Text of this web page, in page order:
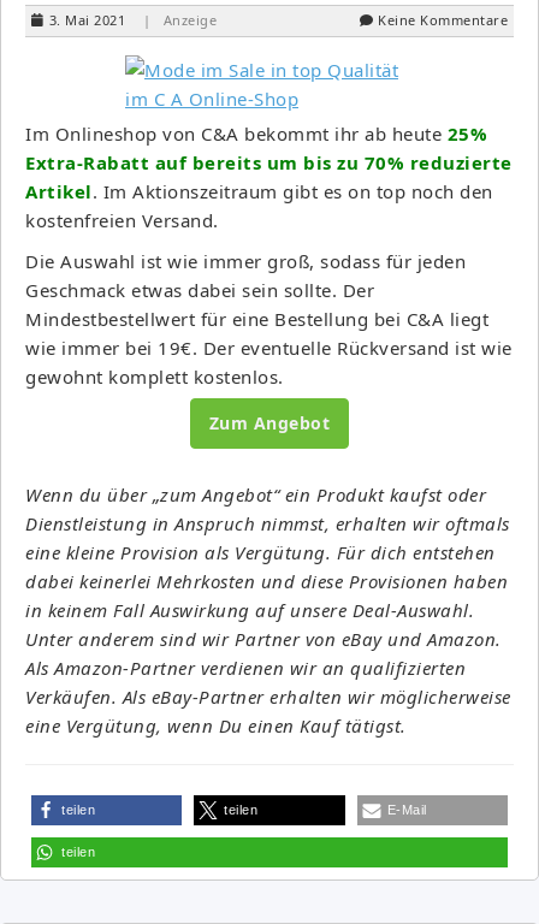
3. Mai 2021 | Anzeige Keine Kommentare
Im Onlineshop von C&A bekommt ihr ab heute 25%
Extra-Rabatt auf bereits um bis zu 70% reduzierte
Artikel. Im Aktionszeitraum gibt es on top noch den
kostenfreien Versand.
Die Auswahl ist wie immer groß, sodass für jeden
Geschmack etwas dabei sein sollte. Der
Mindestbestellwert für eine Bestellung bei C&A liegt
wie immer bei 19€. Der eventuelle Rückversand ist wie
gewohnt komplett kostenlos.
Zum Angebot
Wenn du über „zum Angebot“ ein Produkt kaufst oder
Dienstleistung in Anspruch nimmst, erhalten wir oftmals
eine kleine Provision als Vergütung. Für dich entstehen
dabei keinerlei Mehrkosten und diese Provisionen haben
in keinem Fall Auswirkung auf unsere Deal-Auswahl.
Unter anderem sind wir Partner von eBay und Amazon.
Als Amazon-Partner verdienen wir an qualifizierten
Verkäufen. Als eBay-Partner erhalten wir möglicherweise
eine Vergütung, wenn Du einen Kauf tätigst.
teilen teilen E-Mail
teilen